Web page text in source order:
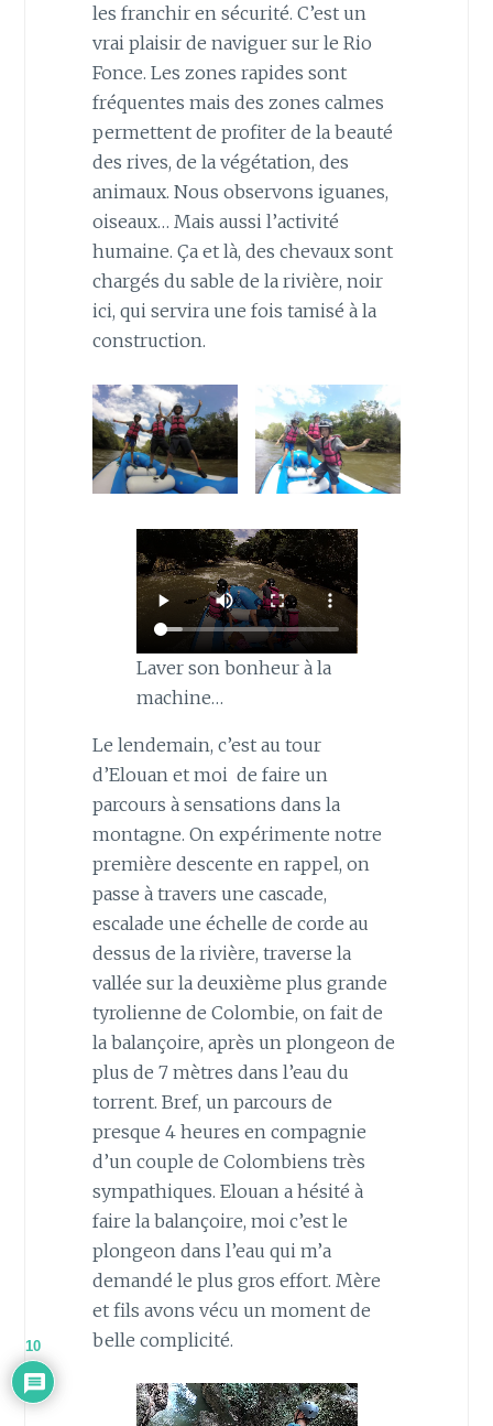
les franchir en sécurité. C’est un
vrai plaisir de naviguer sur le Rio
Fonce. Les zones rapides sont
fréquentes mais des zones calmes
permettent de profiter de la beauté
des rives, de la végétation, des
animaux. Nous observons iguanes,
oiseaux… Mais aussi l’activité
humaine. Ça et là, des chevaux sont
chargés du sable de la rivière, noir
ici, qui servira une fois tamisé à la
construction.
Laver son bonheur à la
machine…
Le lendemain, c’est au tour
d’Elouan et moi de faire un
parcours à sensations dans la
montagne. On expérimente notre
première descente en rappel, on
passe à travers une cascade,
escalade une échelle de corde au
dessus de la rivière, traverse la
vallée sur la deuxième plus grande
tyrolienne de Colombie, on fait de
la balançoire, après un plongeon de
plus de 7 mètres dans l’eau du
torrent. Bref, un parcours de
presque 4 heures en compagnie
d’un couple de Colombiens très
sympathiques. Elouan a hésité à
faire la balançoire, moi c’est le
plongeon dans l’eau qui m’a
demandé le plus gros effort. Mère
et fils avons vécu un moment de
belle complicité.
10